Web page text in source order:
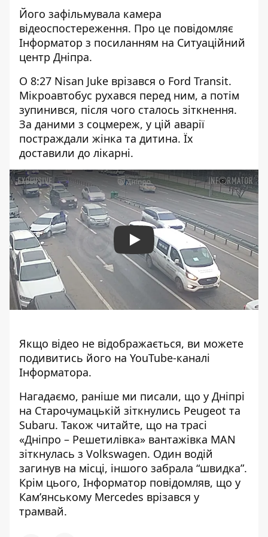
Його зафільмувала камера
відеоспостереження. Про це повідомляє
Інформатор з посиланням на Ситуаційний
центр Дніпра.
О 8:27 Nisan Juke врізався о Ford Transit.
Мікроавтобус рухався перед ним, а потім
зупинився, після чого сталось зіткнення.
За даними з соцмереж, у цій аварії
постраждали жінка та дитина. Їх
доставили до лікарні.
Play
Якщо відео не відображається, ви можете
подивитись його на YouTube-каналі
Інформатора.
Нагадаємо, раніше ми писали, що у Дніпрі
на Старочумацькій зіткнулись Peugeot та
Subaru. Також читайте, що на трасі
«Дніпро – Решетилівка» вантажівка MAN
зіткнулась з Volkswagen. Один водій
загинув на місці, іншого забрала “швидка”.
Крім цього, Інформатор повідомляв, що у
Кам’янському Mercedes врізався у
трамвай.